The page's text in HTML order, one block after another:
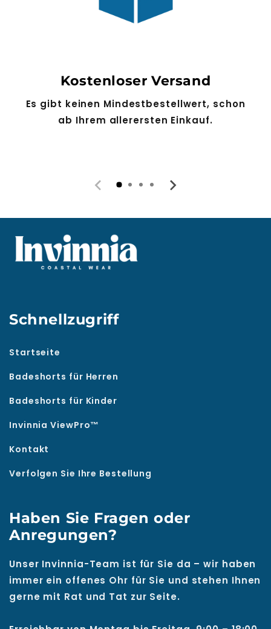
Kostenloser Versand
Es gibt keinen Mindestbestellwert, schon
ab Ihrem allerersten Einkauf.
Schnellzugriff
Startseite
Badeshorts für Herren
Badeshorts für Kinder
Invinnia ViewPro™
Kontakt
Verfolgen Sie Ihre Bestellung
Haben Sie Fragen oder
Anregungen?
Unser Invinnia-Team ist für Sie da – wir haben
immer ein offenes Ohr für Sie und stehen Ihnen
gerne mit Rat und Tat zur Seite.